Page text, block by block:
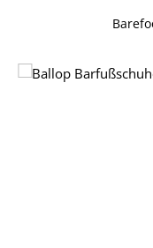
Bildergalerie